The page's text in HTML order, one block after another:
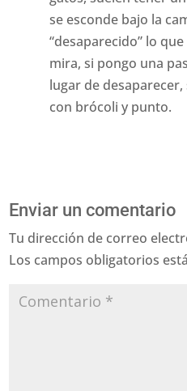
se esconde bajo la
“desaparecido” lo
mira, si pongo una
lugar de
con brócoli y punto.
Enviar un comentario
Tu dirección de correo
Los campos obligatorios